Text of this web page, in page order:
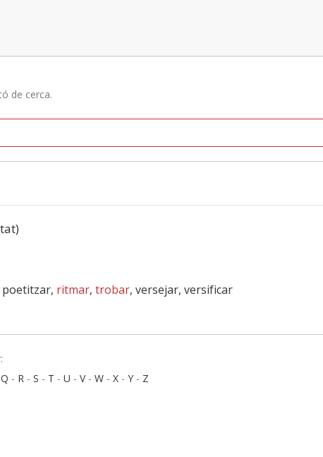
de cerca.
ritmar, trobar, versejar, versificar
Q - R - S - T - U - V- W - X - Y - Z